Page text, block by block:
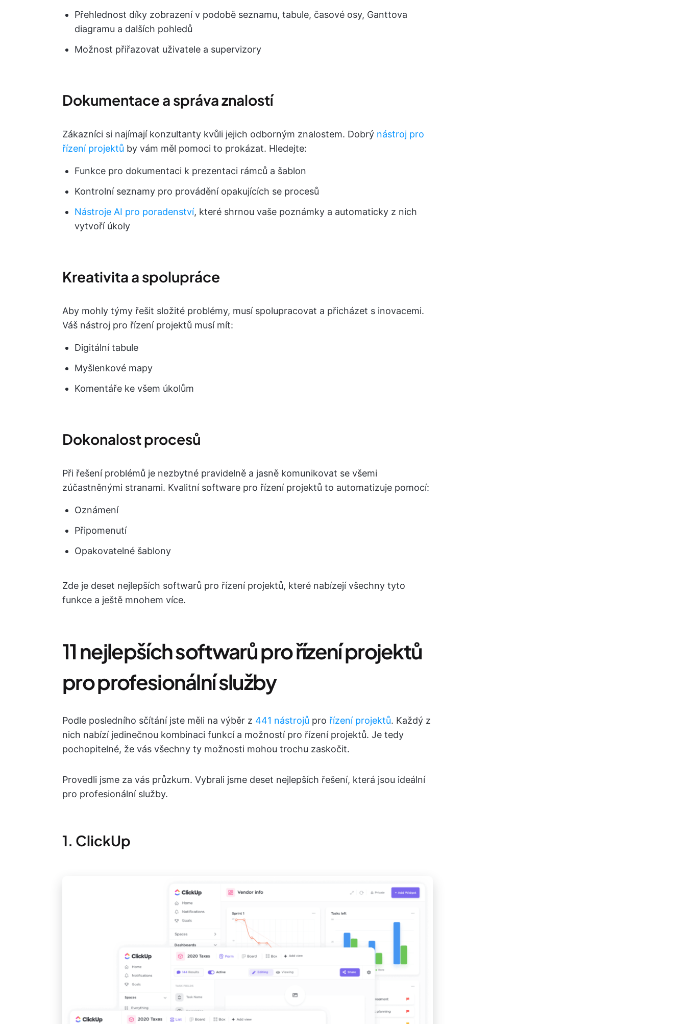
Přehlednost díky zobrazení v podobě seznamu, tabule, časové osy, Ganttova
diagramu a dalších pohledů
Možnost přiřazovat uživatele a supervizory
Dokumentace a správa znalostí
Zákazníci si najímají konzultanty kvůli jejich odborným znalostem. Dobrý nástroj pro
řízení projektů by vám měl pomoci to prokázat. Hledejte:
Funkce pro dokumentaci k prezentaci rámců a šablon
Kontrolní seznamy pro provádění opakujících se procesů
Nástroje AI pro poradenství, které shrnou vaše poznámky a automaticky z nich
vytvoří úkoly
Kreativita a spolupráce
Aby mohly týmy řešit složité problémy, musí spolupracovat a přicházet s inovacemi.
Váš nástroj pro řízení projektů musí mít:
Digitální tabule
Myšlenkové mapy
Komentáře ke všem úkolům
Dokonalost procesů
Při řešení problémů je nezbytné pravidelně a jasně komunikovat se všemi
zúčastněnými stranami. Kvalitní software pro řízení projektů to automatizuje pomocí:
Oznámení
Připomenutí
Opakovatelné šablony
Zde je deset nejlepších softwarů pro řízení projektů, které nabízejí všechny tyto
funkce a ještě mnohem více.
11 nejlepších softwarů pro řízení projektů
pro profesionální služby
Podle posledního sčítání jste měli na výběr z 441 nástrojů pro řízení projektů. Každý z
nich nabízí jedinečnou kombinaci funkcí a možností pro řízení projektů. Je tedy
pochopitelné, že vás všechny ty možnosti mohou trochu zaskočit.
Provedli jsme za vás průzkum. Vybrali jsme deset nejlepších řešení, která jsou ideální
pro profesionální služby.
1. ClickUp